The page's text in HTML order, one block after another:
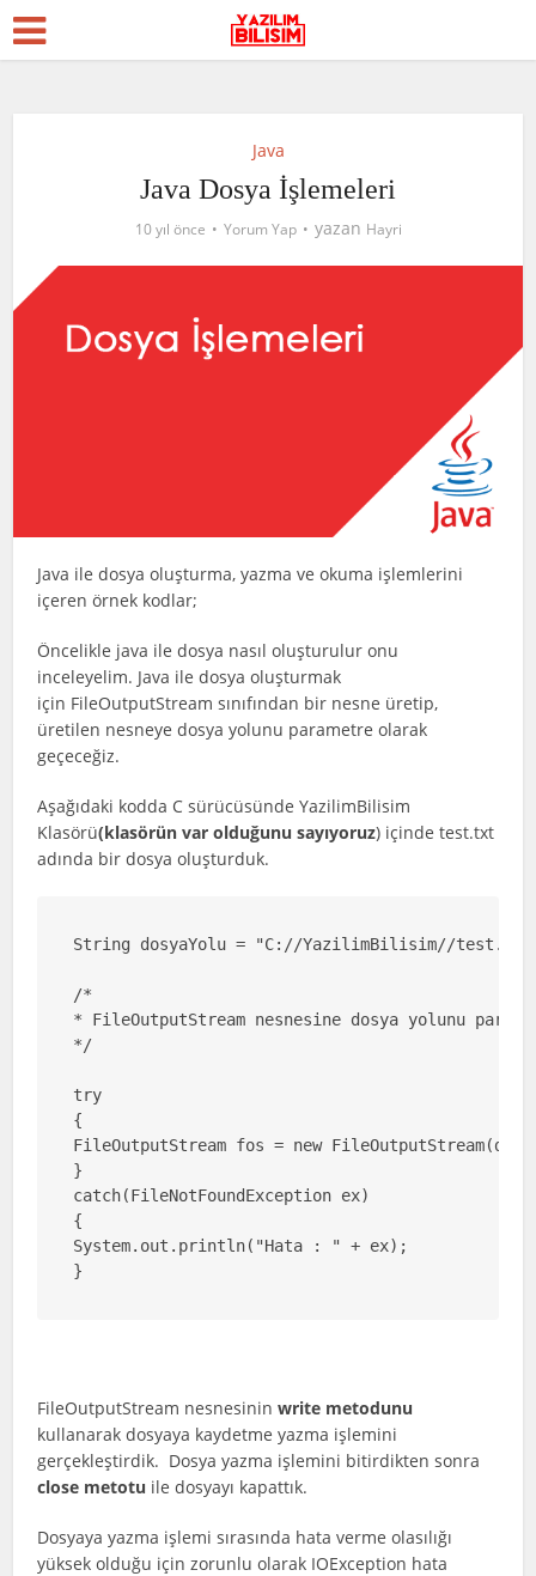
Java
Java Dosya İşlemeleri
10 yıl önce Yorum Yap yazan Hayri
Java ile dosya oluşturma, yazma ve okuma işlemlerini
içeren örnek kodlar;
Öncelikle java ile dosya nasıl oluşturulur onu
inceleyelim. Java ile dosya oluşturmak
için FileOutputStream sınıfından bir nesne üretip,
üretilen nesneye dosya yolunu parametre olarak
geçeceğiz.
Aşağıdaki kodda C sürücüsünde YazilimBilisim
Klasörü(klasörün var olduğunu sayıyoruz) içinde test.txt
adında bir dosya oluşturduk.
String dosyaYolu = "C://YazilimBilisim//
/*
* FileOutputStream nesnesine dosya yolunu
*/
try
{
FileOutputStream fos = new
}
catch(FileNotFoundException ex)
{
System.out.println("Hata : " + ex);
}
FileOutputStream nesnesininwrite metodunu
kullanarak dosyaya kaydetme yazma işlemini
gerçekleştirdik. Dosya yazma işlemini bitirdikten sonra
close metotu ile dosyayı kapattık.
Dosyaya yazma işlemi sırasında hata verme olasılığı
yüksek olduğu için zorunlu olarak IOException hata